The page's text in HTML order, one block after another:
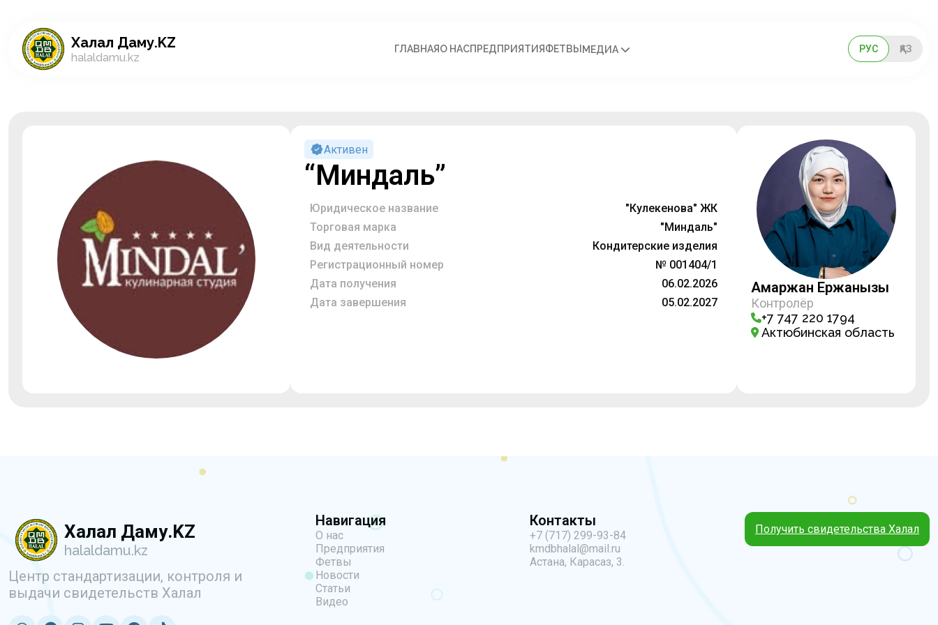
Халал Даму.KZ
halaldamu.kz
ГЛАВНАЯО НАСПРЕДПРИЯТИЯФЕТВЫ МЕДИА РУС ҚАЗ
Активен
“Миндаль”
Юридическое название
"Кулекенова" ЖК
Торговая марка
"Миндаль"
Вид деятельности
Кондитерские изделия
Регистрационный номер
№ 001404/1
Дата получения
06.02.2026
Дата завершения
05.02.2027
Ақмаржан Ержанқызы
Контролёр
+7 747 220 1794
Актюбинская область
Халал Даму.KZ
halaldamu.kz
Центр стандартизации, контроля и
выдачи свидетельств Халал
Навигация
О нас
Предприятия
Фетвы
Новости
Статьи
Видео
Контакты
+7 (717) 299-93-84
kmdbhalal@mail.ru
Астана, Карасаз, 3.
Получить свидетельства Халал